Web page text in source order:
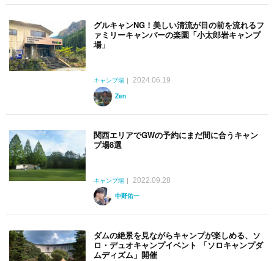
グルキャンNG！美しい清流が目の前を流れるフ
ァミリーキャンパーの楽園「小太郎岩キャンプ
場」
キャンプ場
2024.06.19
Zen
関西エリアでGWの予約にまだ間に合うキャン
プ場8選
キャンプ場
2022.09.28
中野佑一
ダムの絶景を見ながらキャンプが楽しめる、ソ
ロ・デュオキャンプイベント 「ソロキャンプダ
ムディズム」開催